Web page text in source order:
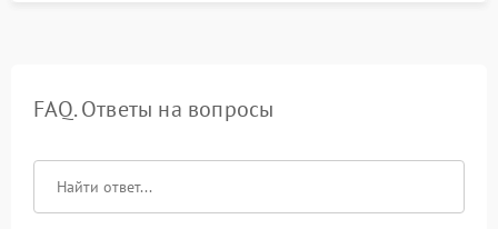
FAQ. Ответы на вопросы